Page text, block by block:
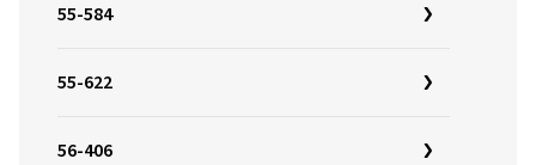
55-584
55-622
56-406